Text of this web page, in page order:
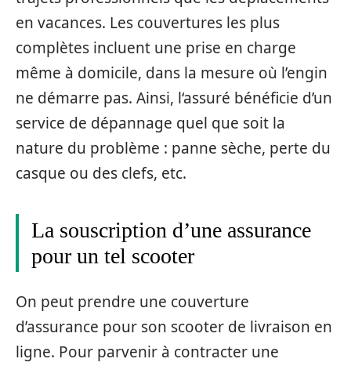
en vacances. Les couvertures les plus
complètes incluent une prise en charge
même à domicile, dans la mesure où l’engin
ne démarre pas. Ainsi, l‘assuré bénéficie d’un
service de dépannage quel que soit la
nature du problème : panne sèche, perte du
casque ou des clefs, etc.
La souscription d’une assurance
pour un tel scooter
On peut prendre une couverture
d’assurance pour son scooter de livraison en
ligne. Pour parvenir à contracter une